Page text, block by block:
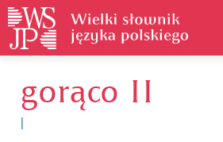
Historia słownika
gorąco II
I